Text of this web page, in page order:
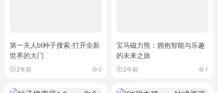
第一夫人bt种子搜索-打开全新
世界的大门
2年前 0
宝马磁力熊：拥抱智能与乐趣
的未来之旅
2年前 1